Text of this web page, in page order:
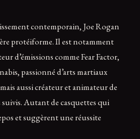
contemporain, Joe Rogan
protéiforme. Il est notamment
d’émissions comme Fear Factor,
passionné d’arts martiaux
aussi créateur et animateur de
suivis. Autant de casquettes qui
et suggèrent une réussite